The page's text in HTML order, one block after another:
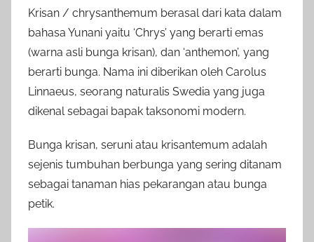
Krisan / chrysanthemum berasal dari kata dalam
bahasa Yunani yaitu ‘Chrys’ yang berarti emas
(warna asli bunga krisan), dan ‘anthemon’, yang
berarti bunga. Nama ini diberikan oleh Carolus
Linnaeus, seorang naturalis Swedia yang juga
dikenal sebagai bapak taksonomi modern.
Bunga krisan, seruni atau krisantemum adalah
sejenis tumbuhan berbunga yang sering ditanam
sebagai tanaman hias pekarangan atau bunga
petik.